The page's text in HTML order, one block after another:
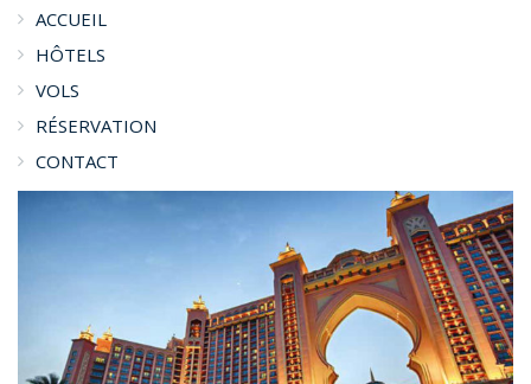
ACCUEIL
HÔTELS
VOLS
RÉSERVATION
CONTACT